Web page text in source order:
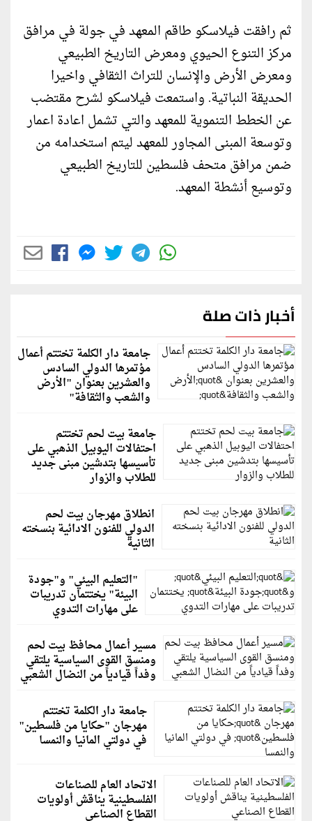
ثم رافقت فيلاسكو طاقم المعهد في جولة في مرافق
مركز التنوع الحيوي ومعرض التاريخ الطبيعي
ومعرض الأرض والإنسان للتراث الثقافي واخيرا
الحديقة النباتية. واستمعت فيلاسكو لشرح مقتضب
عن الخطط التنموية للمعهد والتي تشمل اعادة اعمار
وتوسعة المبنى المجاور للمعهد ليتم استخدامه من
ضمن مرافق متحف فلسطين للتاريخ الطبيعي
وتوسيع أنشطة المعهد.
أخبار ذات صلة
جامعة دار الكلمة تختتم أعمال
مؤتمرها الدولي السادس
والعشرين بعنوان "الأرض
والشعب والثقافة"
جامعة بيت لحم تختتم
احتفالات اليوبيل الذهبي على
تأسيسها بتدشين مبنى جديد
للطلاب والزوار
انطلاق مهرجان بيت لحم
الدولي للفنون الادائية بنسخته
الثانية
"التعليم البيئي" و"جودة
البيئة" يختتمان تدريبات
على مهارات التدوي
مسير أعمال محافظ بيت لحم
ومنسق القوى السياسية يلتقي
وفداً قيادياً من النضال الشعبي
جامعة دار الكلمة تختتم
مهرجان "حكايا من فلسطين"
في دولتي المانيا والنمسا
الاتحاد العام للصناعات
الفلسطينية يناقش أولويات
القطاع الصناعي